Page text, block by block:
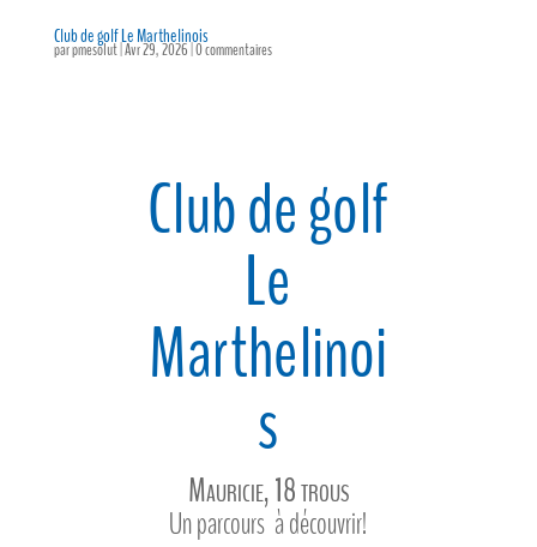
Club de golf Le Marthelinois
parpmesolut| Avr 29, 2026 0 commentaires
Club de golf
Le
Marthelinoi
s
Mauricie, 18 trous
Un parcours à découvrir!